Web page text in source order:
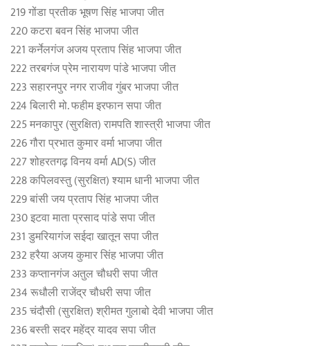
219 गोंडा प्रतीक भूषण सिंह भाजपा जीत
220 कटरा बवन सिंह भाजपा जीत
221 कर्नेलगंज अजय प्रताप सिंह भाजपा जीत
222 तरबगंज प्रेम नारायण पांडे भाजपा जीत
223 सहारनपुर नगर राजीव गुंबर भाजपा जीत
224 बिलारी मो. फहीम इरफान सपा जीत
225 मनकापुर (सुरक्षित) रामपति शास्त्री भाजपा जीत
226 गौरा प्रभात कुमार वर्मा भाजपा जीत
227 शोहरतगढ़ विनय वर्मा AD(S) जीत
228 कपिलवस्तु (सुरक्षित) श्याम धानी भाजपा जीत
229 बांसी जय प्रताप सिंह भाजपा जीत
230 इटवा माता प्रसाद पांडे सपा जीत
231 डुमरियागंज सईदा खातून सपा जीत
232 हरैया अजय कुमार सिंह भाजपा जीत
233 कप्तानगंज अतुल चौधरी सपा जीत
234 रूधौली राजेंद्र चौधरी सपा जीत
235 चंदौसी (सुरक्षित) श्रीमत गुलाबो देवी भाजपा जीत
236 बस्ती सदर महेंद्र यादव सपा जीत